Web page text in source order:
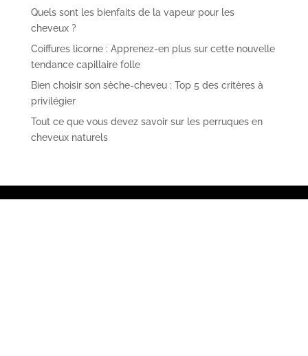
Quels sont les bienfaits de la vapeur pour les
cheveux ?
Coiffures licorne : Apprenez-en plus sur cette nouvelle
tendance capillaire folle
Bien choisir son sèche-cheveu : Top 5 des critères à
privilégier
Tout ce que vous devez savoir sur les perruques en
cheveux naturels